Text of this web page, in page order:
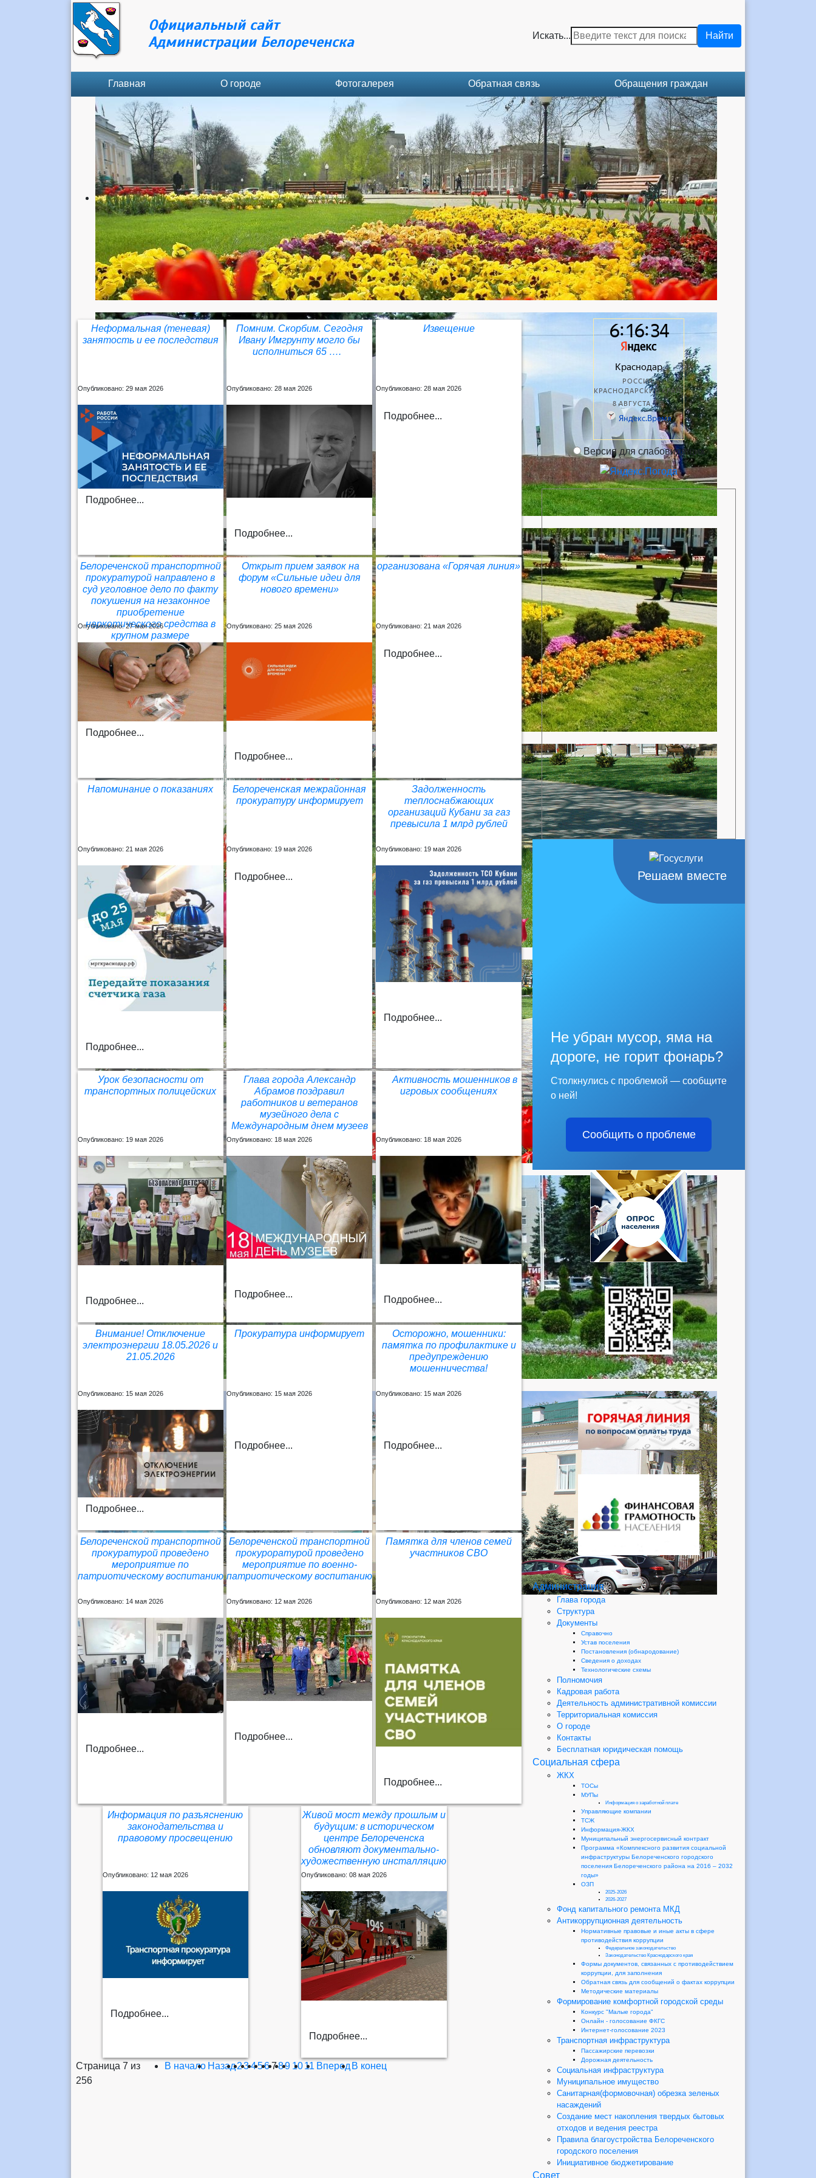
Официальный сайт
Администрации Белореченска
Искать... Найти
Главная О городе Фотогалерея Обратная связь Обращения граждан
Неформальная (теневая)
занятость и ее последствия
Опубликовано: 29 мая 2026
Подробнее...
Помним. Скорбим. Сегодня
Ивану Имгрунту могло бы
исполниться 65 ….
Опубликовано: 28 мая 2026
Подробнее...
Извещение
Опубликовано: 28 мая 2026
Подробнее...
Белореченской транспортной
прокуратурой направлено в
суд уголовное дело по факту
покушения на незаконное
приобретение
наркотического средства в
крупном размере
Опубликовано: 27 мая 2026
Подробнее...
Открыт прием заявок на
форум «Сильные идеи для
нового времени»
Опубликовано: 25 мая 2026
Подробнее...
организована «Горячая линия»
Опубликовано: 21 мая 2026
Подробнее...
Напоминание о показаниях
Опубликовано: 21 мая 2026
Подробнее...
Белореченская межрайонная
прокуратуру информирует
Опубликовано: 19 мая 2026
Подробнее...
Задолженность
теплоснабжающих
организаций Кубани за газ
превысила 1 млрд рублей
Опубликовано: 19 мая 2026
Подробнее...
Урок безопасности от
транспортных полицейских
Опубликовано: 19 мая 2026
Подробнее...
Глава города Александр
Абрамов поздравил
работников и ветеранов
музейного дела с
Международным днем музеев
Опубликовано: 18 мая 2026
Подробнее...
Активность мошенников в
игровых сообщениях
Опубликовано: 18 мая 2026
Подробнее...
Внимание! Отключение
электроэнергии 18.05.2026 и
21.05.2026
Опубликовано: 15 мая 2026
Подробнее...
Прокуратура информирует
Опубликовано: 15 мая 2026
Подробнее...
Осторожно, мошенники:
памятка по профилактике и
предупреждению
мошенничества!
Опубликовано: 15 мая 2026
Подробнее...
Белореченской транспортной
прокуратурой проведено
мероприятие по
патриотическому воспитанию
Опубликовано: 14 мая 2026
Подробнее...
Белореченской транспортной
прокуроратурой проведено
мероприятие по военно-
патриотическому воспитанию
Опубликовано: 12 мая 2026
Подробнее...
Памятка для членов семей
участников СВО
Опубликовано: 12 мая 2026
Подробнее...
Информация по разъяснению
законодательства и
правовому просвещению
Опубликовано: 12 мая 2026
Подробнее...
Живой мост между прошлым и
будущим: в историческом
центре Белореченска
обновляют документально-
художественную инсталляцию
Опубликовано: 08 мая 2026
Подробнее...
Страница 7 из
256
В начало Назад23456789 1011 Вперед В конец
Версия для слабовидящих
Решаем вместе
Не убран мусор, яма на
дороге, не горит фонарь?
Столкнулись с проблемой — сообщите
о ней!
Сообщить о проблеме
Администрация
Глава города
Структура
Документы
Справочно
Устав поселения
Постановления (обнародование)
Сведения о доходах
Технологические схемы
Полномочия
Кадровая работа
Деятельность административной комиссии
Территориальная комиссия
О городе
Контакты
Бесплатная юридическая помощь
Социальная сфера
ЖКХ
ТОСы
МУПы
Информация о заработной плате
Управляющие компании
ТСЖ
Информация-ЖКХ
Муниципальный энергосервисный контракт
Программа «Комплексного развития социальной
инфраструктуры Белореченского городского
поселения Белореченского района на 2016 – 2032
годы»
ОЗП
2025-2026
2026-2027
Фонд капитального ремонта МКД
Антикоррупционная деятельность
Нормативные правовые и иные акты в сфере
противодействия коррупции
Федеральное законодательство
Законодательство Краснодарского края
Формы документов, связанных с противодействием
коррупции, для заполнения
Обратная связь для сообщений о фактах коррупции
Методические материалы
Формирование комфортной городской среды
Конкурс "Малые города"
Онлайн - голосование ФКГС
Интернет-голосование 2023
Транспортная инфраструктура
Пассажирские перевозки
Дорожная деятельность
Социальная инфраструктура
Муниципальное имущество
Санитарная(формовочная) обрезка зеленых
насаждений
Создание мест накопления твердых бытовых
отходов и ведения реестра
Правила благоустройства Белореченского
городского поселения
Инициативное бюджетирование
Совет